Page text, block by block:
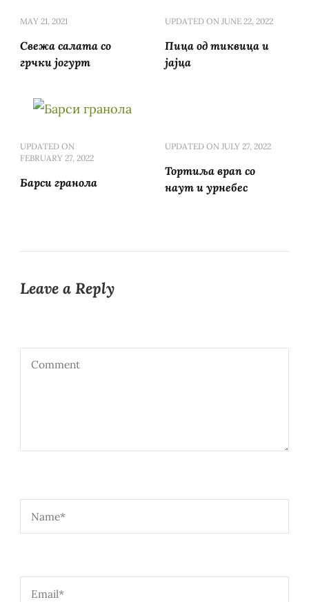
MAY 21, 2021
Свежа салата со
грчки јогурт
UPDATED ON JUNE 22, 2022
Пица од тиквица и
јајца
UPDATED ON
FEBRUARY 27, 2022
Барси гранола
UPDATED ON JULY 27, 2022
Тортиља врап со
наут и урнебес
Leave a Reply